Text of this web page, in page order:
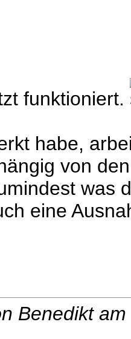
funktioniert.
habe,
von
was
eine
Benedikt